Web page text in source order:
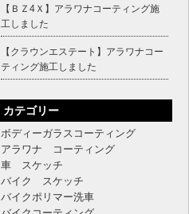
【ＢＺ4Ｘ】アラワナコーティング施
工しました
【クラウンエステート】アラワナコー
ティング施工しました
カテゴリー
ボディーガラスコーティング
アラワナ コーティング
車 スケッチ
バイク スケッチ
バイクポリマー洗車